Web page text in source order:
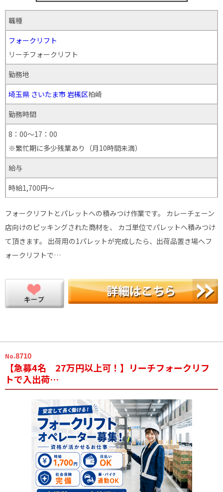
職種
フォークリフト
リーチフォークリフト
勤務地
埼玉県 さいたま市 岩槻区柏崎
勤務時間
8：00～17：00
※繁忙期に多少残業あり（月10時間未満）
給与
時給1,700円～
フォークリフトとパレットへの積みつけ作業です。 カレーチェーン
店向けのピッキングされた商材を、 カゴ単位でパレットへ積みつけ
て頂きます。 出荷用の1パレットが完成したら、出荷品置き場へフ
ォークリフトで…
No.8710
【急募4名 27万円以上可！】リーチフォークリフ
トで入出荷…